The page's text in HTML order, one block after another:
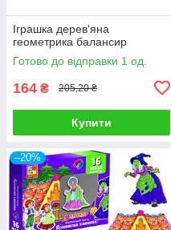
Іграшка дерев'яна
геометрика балансир
Готово до відправки 1 од.
164 ₴ 205,20 ₴
Купити
–20%